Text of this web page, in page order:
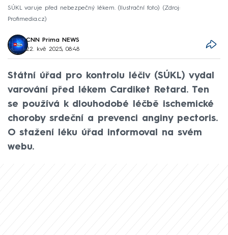
SÚKL varuje před nebezpečný lékem. (Ilustrační foto)
Zdroj:
Profimedia.cz
CNN Prima NEWS
22. kvě 2025, 08:48
Státní úřad pro kontrolu léčiv (SÚKL) vydal
varování před lékem Cardiket Retard. Ten
se používá k dlouhodobé léčbě ischemické
choroby srdeční a prevenci anginy pectoris.
O stažení léku úřad informoval na svém
webu.